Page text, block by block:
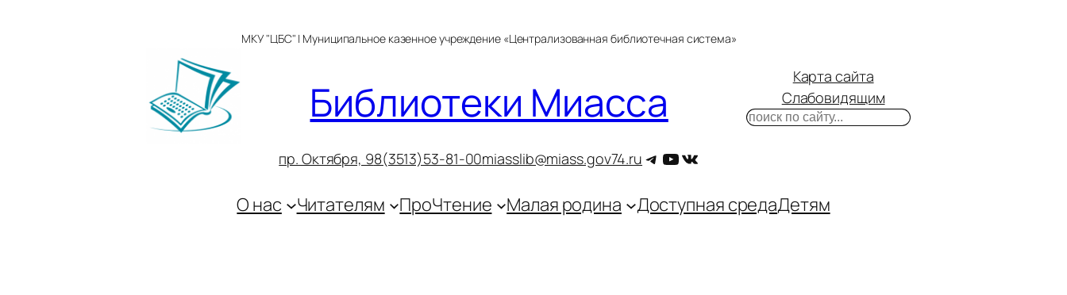
МКУ "ЦБС" | Муниципальное казенное учреждение «Централизованная библиотечная система»
Библиотеки Миасса
пр. Октября, 98(3513)53-81-00miasslib@miass.gov74.ru Telegram
YouTube
ВКонтакте
Карта сайта
Слабовидящим
Поиск
О нас Читателям ПроЧтение Малая родина Доступная средаДетям